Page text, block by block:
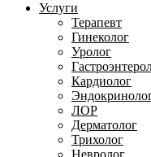
Услуги
Терапевт
Гинеколог
Уролог
Кардиолог
ЛОР
Дерматолог
Трихолог